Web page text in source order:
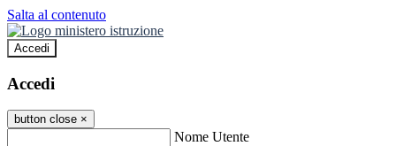
Salta al contenuto
Accedi
Accedi
button close ×
Nome Utente